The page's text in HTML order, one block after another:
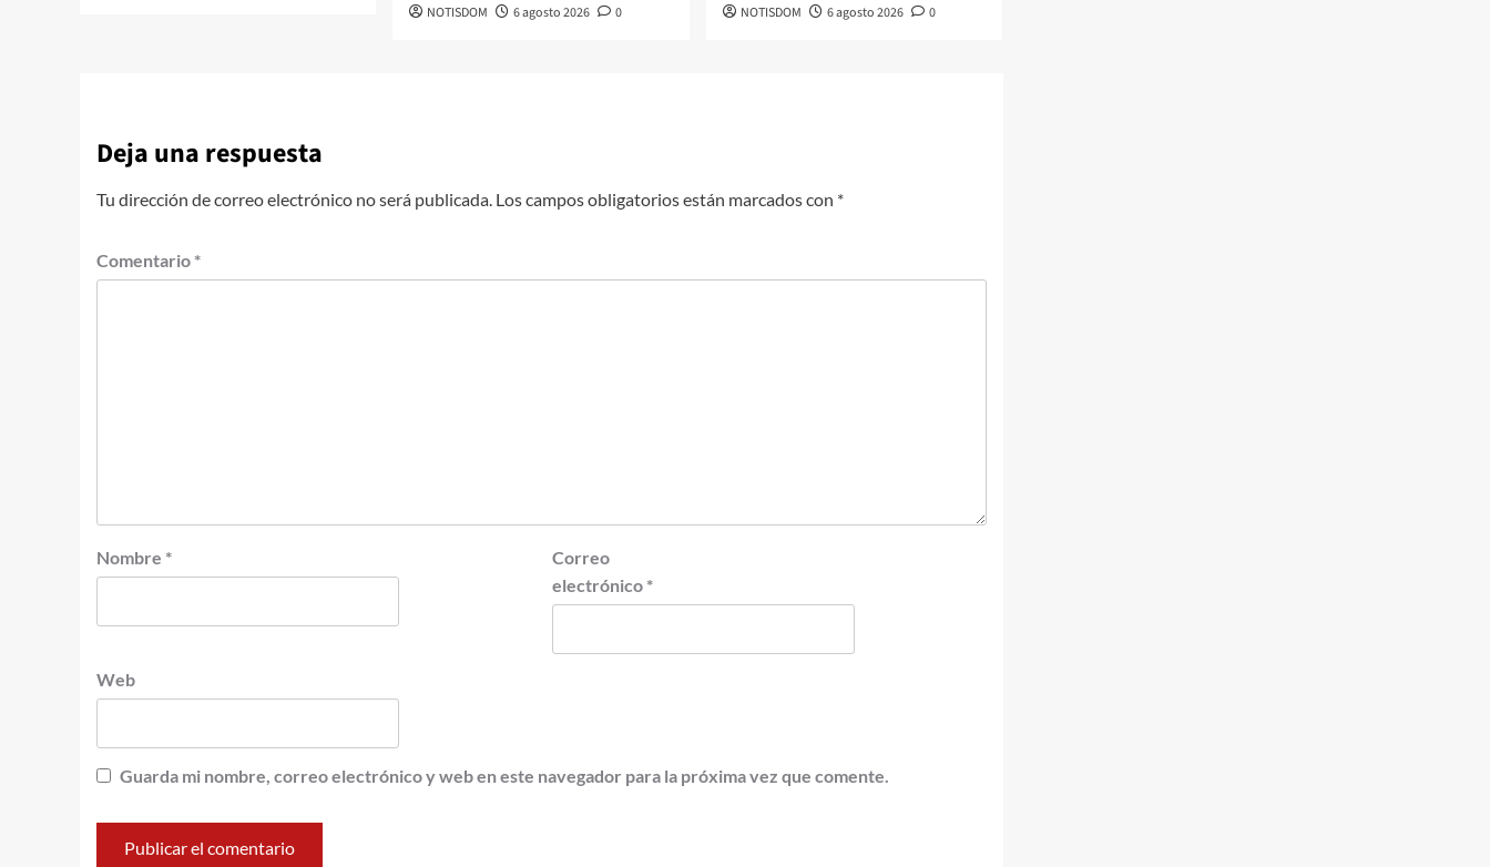
NOTISDOM 6 agosto 2026 0 NOTISDOM 6 agosto 2026 0
Deja una respuesta
Tu dirección de correo electrónico no será publicada. Los campos obligatorios están marcados con *
Comentario *
Nombre *
Correo
electrónico *
Web
Guarda mi nombre, correo electrónico y web en este navegador para la próxima vez que comente.